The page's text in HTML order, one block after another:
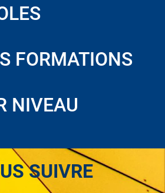
FORMATIONS
NIVEAU
SUIVRE